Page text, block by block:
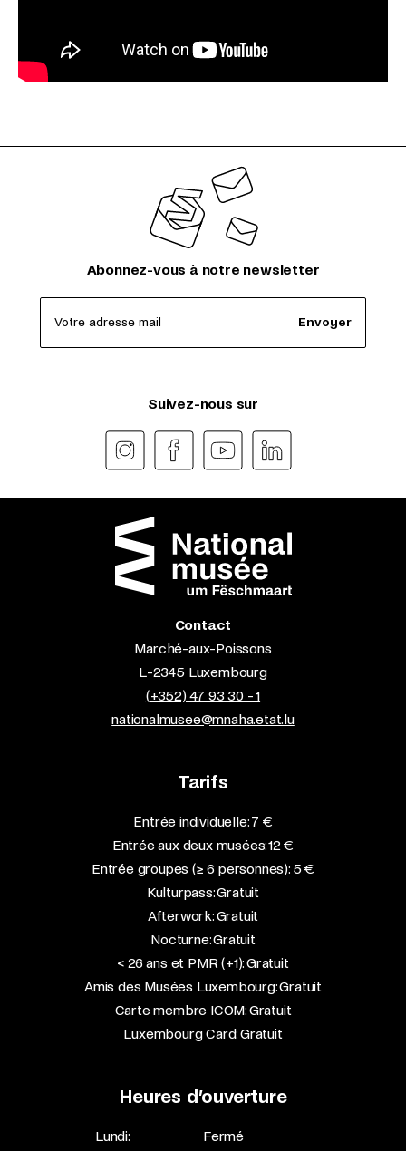
Abonnez-vous à notre newsletter
Votre adresse mail Envoyer
Suivez-nous sur
Contact
Marché-aux-Poissons
L-2345 Luxembourg
(+352) 47 93 30 - 1
nationalmusee@mnaha.etat.lu
Tarifs
Entrée individuelle: 7 €
Entrée aux deux musées: 12 €
Entrée groupes (≥ 6 personnes): 5 €
Kulturpass: Gratuit
Afterwork: Gratuit
Nocturne: Gratuit
< 26 ans et PMR (+1): Gratuit
Amis des Musées Luxembourg: Gratuit
Carte membre ICOM: Gratuit
Luxembourg Card: Gratuit
Heures d’ouverture
Lundi:
Fermé